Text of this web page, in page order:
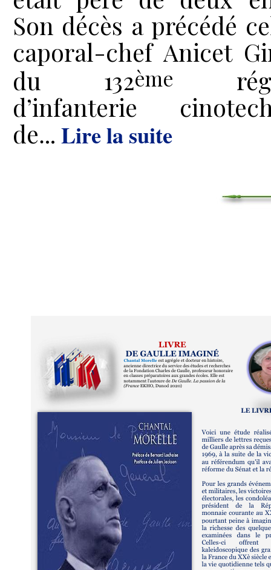
Son décès a précédé
caporal-chef Anicet
du 132ème
d’infanterie
de... Lire la suite